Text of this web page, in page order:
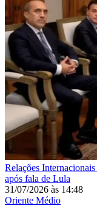
Relações Internacionais
após fala de Lula
31/07/2026 às 14:48
Oriente Médio